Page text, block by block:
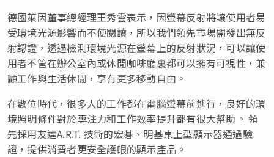
德國萊因董事總經理王秀雲表示，因螢幕反射將讓使用者易
受環境光源影響而不便閱讀，所以我們領先市場開發出無反
射認證，透過檢測環境光源在螢幕上的反射狀況，可以讓使
用者不管在辦公室內或休閒咖啡廳裏都可以擁有可視性，兼
顧工作與生活休閒，享有更多移動自由。
在數位時代，很多人的工作都在電腦螢幕前進行，良好的環
境照明條件對於專注力和工作效率提升都有很大幫助。 領
先採用友達A.R.T. 技術的宏碁、明基桌上型顯示器通過驗
證，提供消費者更安全護眼的顯示產品。